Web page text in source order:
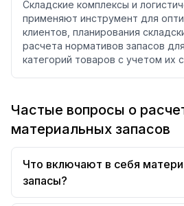
Складские комплексы и
применяют инструмент для
клиентов, планирования
расчета нормативов запасов
категорий товаров с учетом их
Частые вопросы о
материальных запасов
Что включают в себя
запасы?